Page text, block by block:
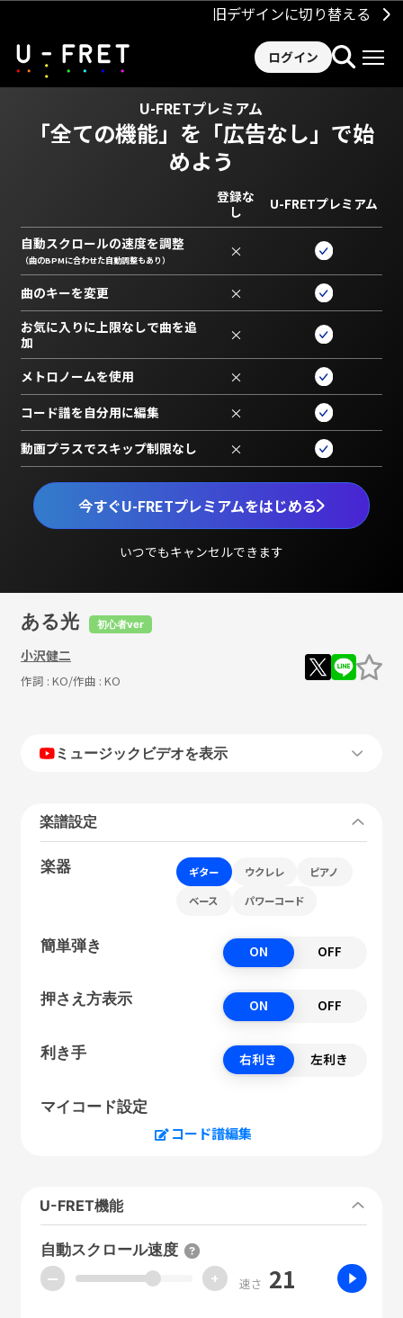
旧デザインに切り替える
ログイン
U-FRETプレミアム
「全ての機能」を 「広告なし」で始
めよう
今すぐU-FRETプレミアムをはじめる
いつでもキャンセルできます
登録な
し
U-FRETプレミアム
自動スクロールの速度を調整
（曲のBPMに合わせた自動調整もあり） ×
曲のキーを変更 ×
お気に入りに上限なしで曲を追
加
×
メトロノームを使用 ×
コード譜を自分用に編集 ×
動画プラスでスキップ制限なし ×
ある光 初心者ver
小沢健二
作詞 : KO/作曲 : KO
ミュージックビデオを表示
楽譜設定
楽器 ギター ウクレレ ピアノ
ベース パワーコード
簡単弾き ON OFF
押さえ方表示 ON OFF
利き手 右利き 左利き
マイコード設定
コード譜編集
U-FRET機能
自動スクロール速度
ー + 速さ 21